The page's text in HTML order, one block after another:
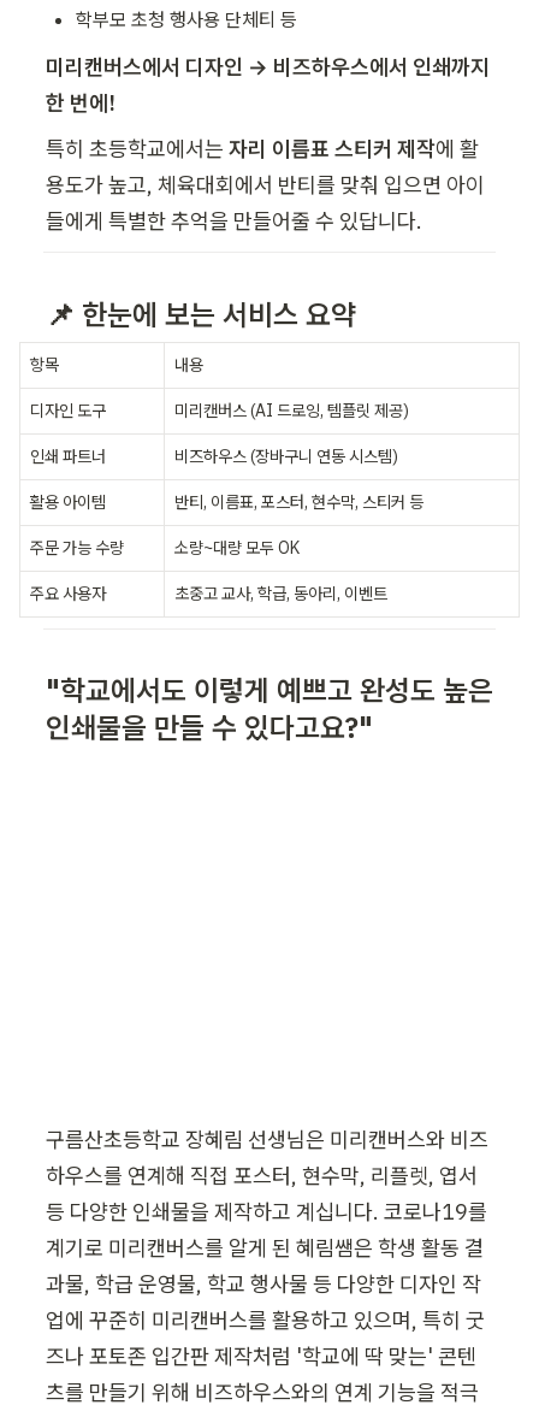
학부모 초청 행사용 단체티 등
미리캔버스에서 디자인 → 비즈하우스에서 인쇄까지
한 번에!
특히 초등학교에서는 자리 이름표 스티커 제작에 활
용도가 높고, 체육대회에서 반티를 맞춰 입으면 아이
들에게 특별한 추억을 만들어줄 수 있답니다.
📌 한눈에 보는 서비스 요약
항목 내용
디자인 도구 미리캔버스 (AI 드로잉, 템플릿 제공)
인쇄 파트너 비즈하우스 (장바구니 연동 시스템)
활용 아이템 반티, 이름표, 포스터, 현수막, 스티커 등
주문 가능 수량 소량~대량 모두 OK
주요 사용자 초중고 교사, 학급, 동아리, 이벤트
"학교에서도 이렇게 예쁘고 완성도 높은
인쇄물을 만들 수 있다고요?"
구름산초등학교 장혜림 선생님은 미리캔버스와 비즈
하우스를 연계해 직접 포스터, 현수막, 리플렛, 엽서
등 다양한 인쇄물을 제작하고 계십니다. 코로나19를
계기로 미리캔버스를 알게 된 혜림쌤은 학생 활동 결
과물, 학급 운영물, 학교 행사물 등 다양한 디자인 작
업에 꾸준히 미리캔버스를 활용하고 있으며, 특히 굿
즈나 포토존 입간판 제작처럼 '학교에 딱 맞는' 콘텐
츠를 만들기 위해 비즈하우스와의 연계 기능을 적극